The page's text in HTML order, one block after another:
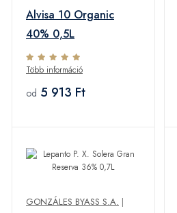
Alvisa 10 Organic
40% 0,5L
Több információ
od 5 913 Ft
GONZÁLES BYASS S.A. |